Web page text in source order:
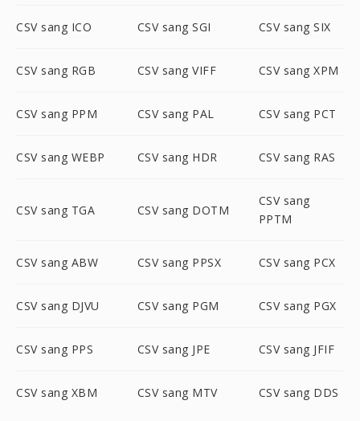
CSV sang ICO CSV sang SGI CSV sang SIX
CSV sang RGB CSV sang VIFF CSV sang XPM
CSV sang PPM CSV sang PAL CSV sang PCT
CSV sang WEBP CSV sang HDR CSV sang RAS
CSV sang TGA CSV sang DOTM
CSV sang
PPTM
CSV sang ABW CSV sang PPSX CSV sang PCX
CSV sang DJVU CSV sang PGM CSV sang PGX
CSV sang PPS CSV sang JPE CSV sang JFIF
CSV sang XBM CSV sang MTV CSV sang DDS